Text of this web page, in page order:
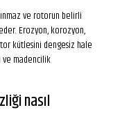
ve rotorun belirli
Erozyon, korozyon,
kütlesini dengesiz hale
madencilik
nasıl